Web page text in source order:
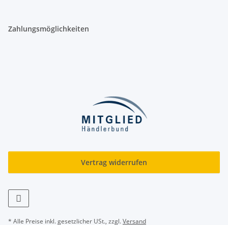
Zahlungsmöglichkeiten
Vertrag widerrufen
* Alle Preise inkl. gesetzlicher USt., zzgl.Versand